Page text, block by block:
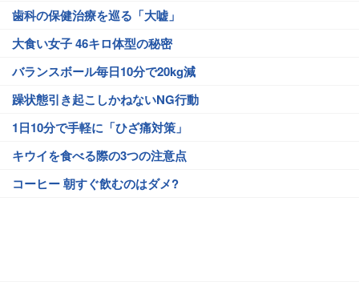
歯科の保健治療を巡る「大嘘」
大食い女子 46キロ体型の秘密
バランスボール毎日10分で20kg減
躁状態引き起こしかねないNG行動
1日10分で手軽に「ひざ痛対策」
キウイを食べる際の3つの注意点
コーヒー 朝すぐ飲むのはダメ?